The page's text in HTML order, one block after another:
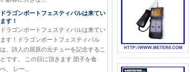
ドラゴンボートフェスティバルは来てい
ます！
ドラゴンボートフェスティバルは来てい
ます！ドラゴンボートフェスティバル
は、詩人の屈原の元チューを記念するこ
とです。 この日に頂きます 団子を食
べ、 レー...